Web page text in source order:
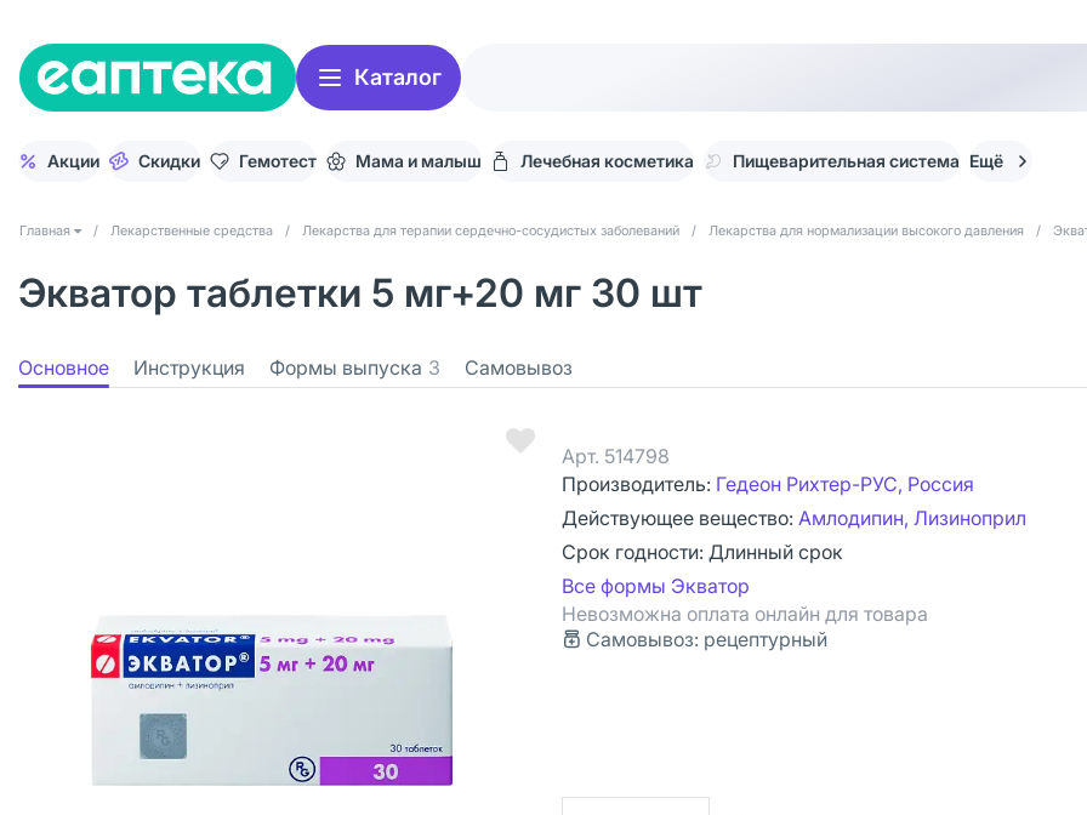
Каталог
Акции Скидки Гемотест Мама и малыш Лечебная косметика Пищеварительная система Ещё
Главная / Лекарственные средства / Лекарства для терапии сердечно-сосудистых заболеваний / Лекарства для нормализации высокого давления /
Экватор таблетки 5 мг+20 мг 30 шт
Основное Инструкция Формы выпуска 3 Самовывоз
Арт. 514798
Производитель: Гедеон Рихтер-РУС, Россия
Действующее вещество: Амлодипин, Лизиноприл
Срок годности: Длинный срок
Все формы Экватор
Невозможна оплата онлайн для товара
Самовывоз: рецептурный